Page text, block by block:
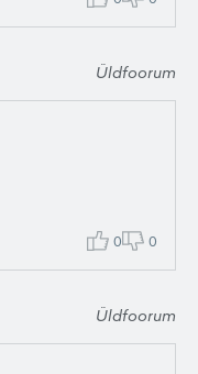
Üldfoorum
0 0
Üldfoorum